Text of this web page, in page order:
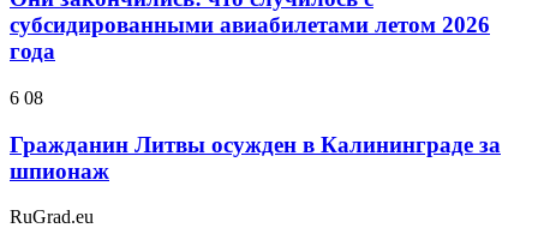
субсидированными авиабилетами летом 2026
года
6 08
Гражданин Литвы осужден в Калининграде за
шпионаж
RuGrad.eu